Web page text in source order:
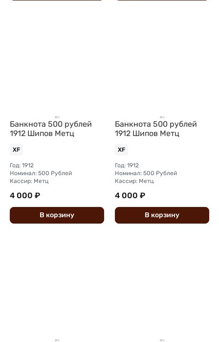
Банкнота 500 рублей
1912 Шипов Метц
XF
Год: 1912
Номинал: 500 Рублей
Кассир: Метц
4 000 ₽
В корзину
Банкнота 500 рублей
1912 Шипов Метц
XF
Год: 1912
Номинал: 500 Рублей
Кассир: Метц
4 000 ₽
В корзину